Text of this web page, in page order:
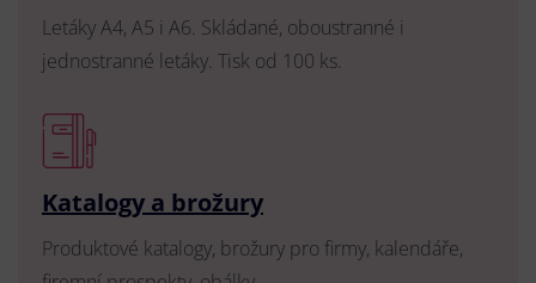
Letáky A4, A5 i A6. Skládané, oboustranné i
jednostranné letáky. Tisk od 100 ks.
Katalogy a brožury
Produktové katalogy, brožury pro firmy, kalendáře,